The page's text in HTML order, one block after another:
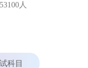
人
科目